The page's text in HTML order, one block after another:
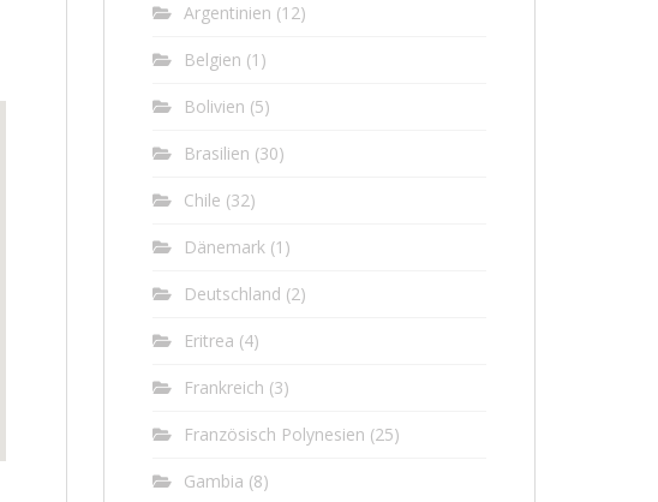
Argentinien (12)
Belgien (1)
Bolivien (5)
Brasilien (30)
Chile (32)
Dänemark (1)
Deutschland (2)
Eritrea (4)
Frankreich (3)
Französisch Polynesien (25)
Gambia (8)